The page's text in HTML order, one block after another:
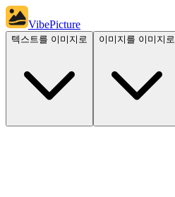
VibePicture
텍스트를 이미지로 이미지를 이미지로